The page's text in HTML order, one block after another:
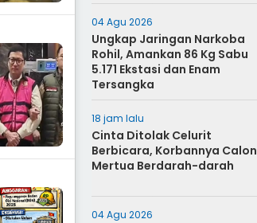
04 Agu 2026
Ungkap Jaringan Narkoba
Rohil, Amankan 86 Kg Sabu
5.171 Ekstasi dan Enam
Tersangka
18 jam lalu
Cinta Ditolak Celurit
Berbicara, Korbannya Calon
Mertua Berdarah-darah
04 Agu 2026